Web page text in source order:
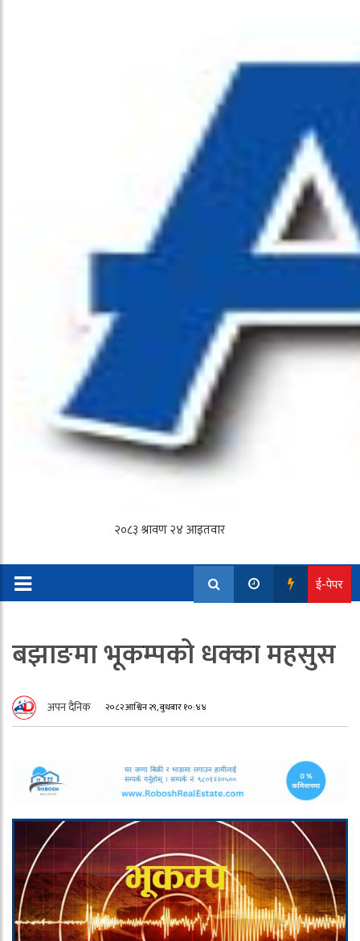
ई-पेपर
बझाङमा भूकम्पको धक्का महसुस
अपन दैनिक २०८२ आश्विन २९, बुधबार १०:४४